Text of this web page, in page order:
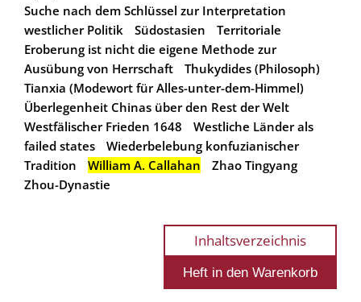
Suche nach dem Schlüssel zur Interpretation
westlicher Politik
Südostasien
Territoriale
Eroberung ist nicht die eigene Methode zur
Ausübung von Herrschaft
Thukydides (Philosoph)
Tianxia (Modewort für Alles-unter-dem-Himmel)
Überlegenheit Chinas über den Rest der Welt
Westfälischer Frieden 1648
Westliche Länder als
failed states
Wiederbelebung konfuzianischer
Tradition
William A. Callahan
Zhao Tingyang
Zhou-Dynastie
Inhaltsverzeichnis